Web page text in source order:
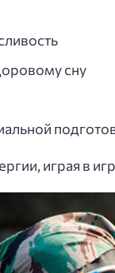
сну
играя в